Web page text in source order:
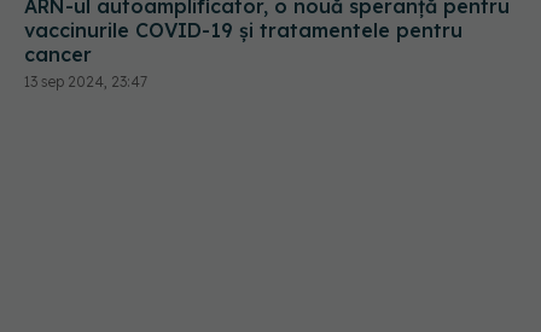
13 sep 2024, 23:47